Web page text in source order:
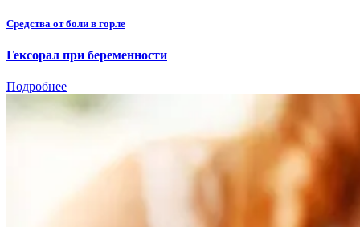
Средства от боли в горле
Гексорал при беременности
Подробнее